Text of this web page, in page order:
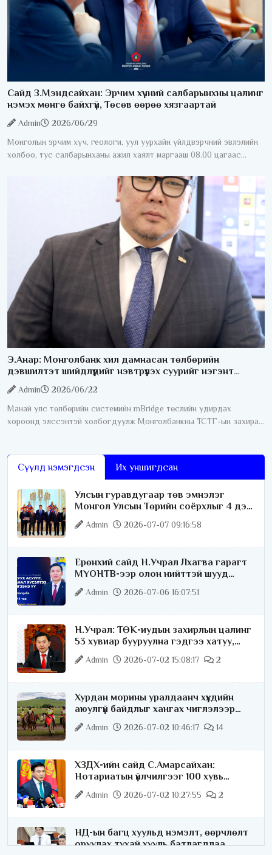
Сайд З.Мэндсайхан: Эрчим хүчний салбарынхны цалинг
нэмэх мөнгө байхгүй, Төсөв өөрөө хязгаартай
Admin
2026/06/29
Монголын эрчим хүч, геологи, уул уурхайн үйлдвэрчний эвлэлийн
холбоо, тус салбарынханы ажил хаялт маргааш 08.00 цагаас
Э.Анар: Монголбанк хил дамнасан төлбөрийн
дэвшилтэт шийдлүүдийг нэвтрүүлэх суурийг нэгэнт
бүрдүүлсэн
Admin
2026/06/22
Манай улс төлбөрийн системийн mBridge төслийн удирдах
хороонд элссэнтэй холбогдуулж Монголбанкны ТСТГ-ын захирал
Сүүлд нэмэгдсэн Их уншигдсан
Улсын гуравдугаар төв эмнэлэг
Монгол Улсын Төрийн соёрхлыг 4 дэх
удаагаа хүртлээ
Admin 2026-07-07 09:16:58
Ерөнхий сайд Н.Учрал Лхагва гарагт
МҮОНТВ-ээр олон нийттэй шууд
ярилцана
Admin 2026-07-06 16:07:51
Н.Учрал: ТӨК-иудын захирлын цалинг
53 хувиар бууруулна гэдгээ хатуу,
хариуцлагатайгаар хэлье
Admin 2026-07-02 15:08:17 2
Хурдан морины уралдаанч хүүхдийн
аюулгүй байдлыг хангах чиглэлээр
ажиллаж байна
Admin 2026-07-02 10:46:17 14
ХЗДХ-ийн сайд С.Амарсайхан:
Нотариатын үйлчилгээг 100 хувь
цахимжуулна
Admin 2026-07-02 10:27:55 2
НД-ын багц хуульд нэмэлт, өөрчлөлт
оруулах тухай хууль батлагдлаа